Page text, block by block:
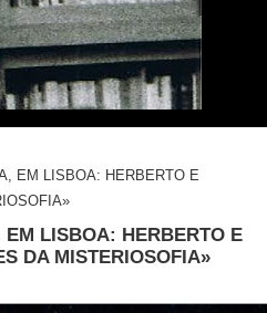
EM LISBOA: HERBERTO E
LISBOA: HERBERTO E
DA MISTERIOSOFIA»